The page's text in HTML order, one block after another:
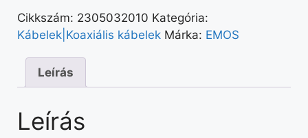
Cikkszám: 2305032010 Kategória:
Kábelek|Koaxiális kábelek Márka: EMOS
Leírás
Leírás